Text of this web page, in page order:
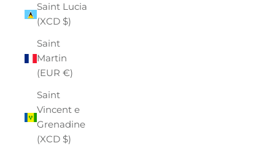
Saint Lucia
(XCD $)
Saint
Martin
(EUR €)
Saint
Vincent e
Grenadine
(XCD $)